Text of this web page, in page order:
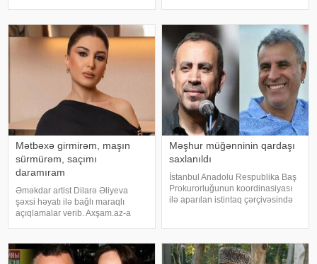
istinadən xəbər verir ki, bu sözləri
Xalq artisti Emin Ağalaro
adlı beynəlxalq fil
Mətbəxə girmirəm, maşın
sürmürəm, saçımı
daramıram
Əməkdar artist Dilarə Əliyeva
şəxsi həyatı ilə bağlı maraqlı
açıqlamalar verib. Axşam.az-a
avtomobil idarə etmədiyini deyib.
O, sürücü ilə hərəkə
Məşhur müğənninin qardaşı
saxlanıldı
İstanbul Anadolu Respublika Baş
Prokurorluğunun koordinasiyası
ilə aparılan istintaq çərçivəsində
vaxtda həyata keçirilə